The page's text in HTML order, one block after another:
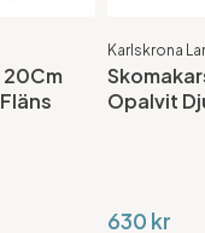
20Cm
Karlskrona
Opalvit
630 kr